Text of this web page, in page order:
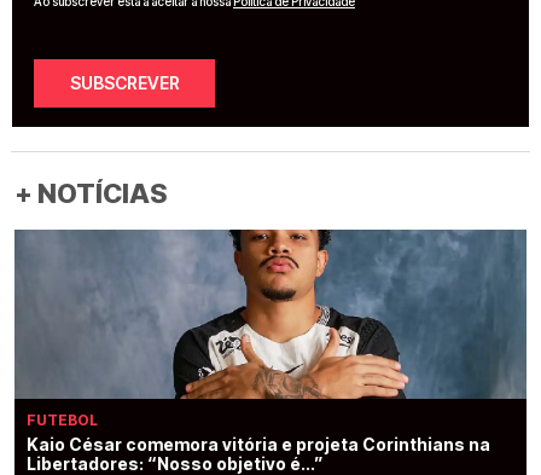
SUBSCREVER
+ NOTÍCIAS
FUTEBOL
Kaio César comemora vitória e projeta Corinthians na
Libertadores: “Nosso objetivo é...”